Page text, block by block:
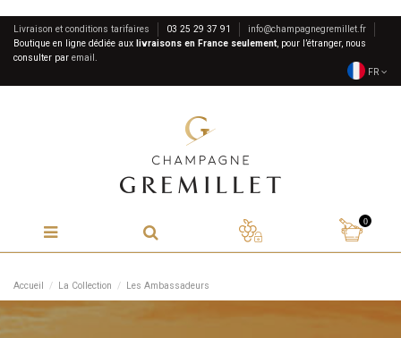
Livraison et conditions tarifaires 03 25 29 37 91
info@champagnegremillet.fr
Boutique en ligne dédiée aux livraisons en France seulement, pour l’étranger, nous
consulter par email.
FR
0
Accueil La Collection Les Ambassadeurs